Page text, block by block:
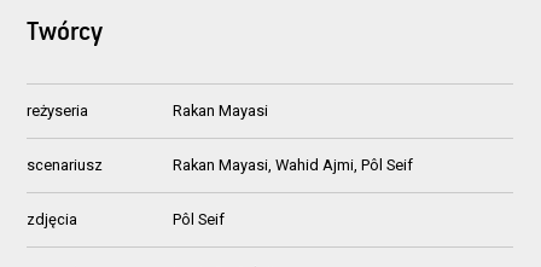
Twórcy
reżyseria Rakan Mayasi
scenariusz Rakan Mayasi, Wahid Ajmi, Pôl Seif
zdjęcia Pôl Seif